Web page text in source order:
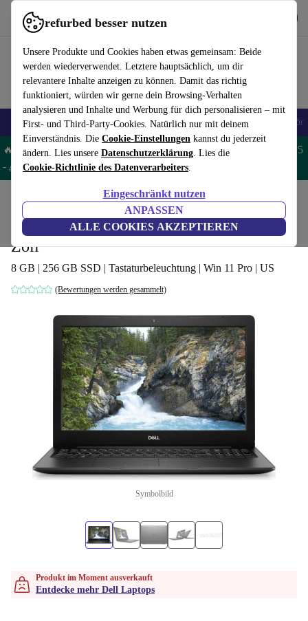
refurbed besser nutzen
Unsere Produkte und Cookies haben etwas gemeinsam: Beide
werden wiederverwendet. Letztere hauptsächlich, um dir
relevantere Inhalte anzeigen zu können. Damit das richtig
funktioniert, würden wir gerne dein Browsing-Verhalten
analysieren und Inhalte und Werbung für dich personalisieren – mit
First- und Third-Party-Cookies. Natürlich nur mit deinem
Einverständnis. Die Cookie-Einstellungen kannst du jederzeit
ändern. Lies unsere Datenschutzerklärung. Lies die
Cookie-Richtlinie des Datenverarbeiters.
Eingeschränkt nutzen
ANPASSEN
ALLE COOKIES AKZEPTIEREN
refurbed schnell und einfach nutzen
🎒 Back to school Handys Laptops Tablets Smartwatches Zubehör
🔥 Spare 5% EXTRA auf MacBooks und iPads – Code: MACPAD5
- AGB
Laptops Dell Laptops
Dell Vostro 15 3590 | i5-10210U | 15.6-
Zoll
8 GB | 256 GB SSD | Tastaturbeleuchtung | Win 11 Pro | US
(Bewertungen werden gesammelt)
Symbolbild
Produkt im Moment ausverkauft
Entdecke mehr Dell Laptops